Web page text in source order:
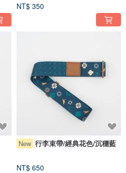
NT$ 350
New 行李束帶/經典花色/沉穩藍
NT$ 650